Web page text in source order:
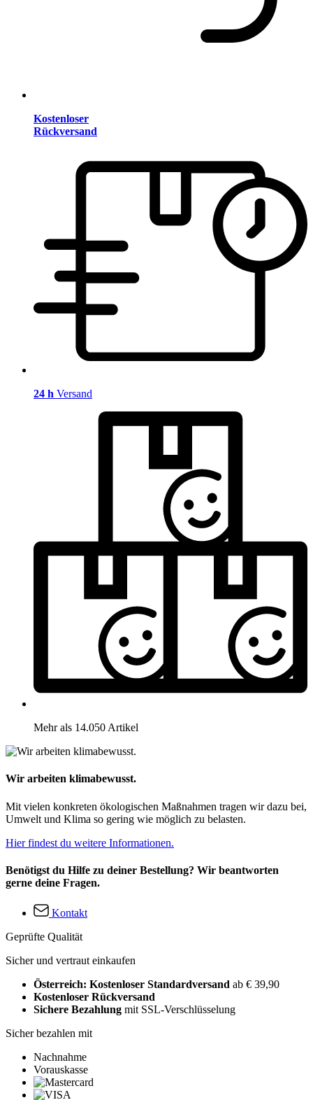
Kostenloser
Rückversand
24 h Versand
Mehr als 14.050 Artikel
Wir arbeiten klimabewusst.
Mit vielen konkreten ökologischen Maßnahmen tragen wir dazu bei,
Umwelt und Klima so gering wie möglich zu belasten.
Hier findest du weitere Informationen.
Benötigst du Hilfe zu deiner Bestellung? Wir beantworten
gerne deine Fragen.
Kontakt
Geprüfte Qualität
Sicher und vertraut einkaufen
Österreich: Kostenloser Standardversand ab € 39,90
Kostenloser Rückversand
Sichere Bezahlung mit SSL-Verschlüsselung
Sicher bezahlen mit
Nachnahme
Vorauskasse